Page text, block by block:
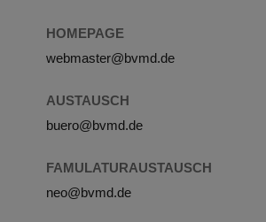
HOMEPAGE
webmaster@bvmd.de
AUSTAUSCH
buero@bvmd.de
FAMULATURAUSTAUSCH
neo@bvmd.de